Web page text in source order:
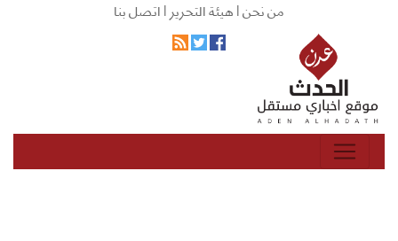
من نحن |هيئة التحرير |اتصل بنا